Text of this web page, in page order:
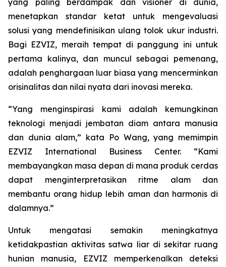
yang paling berdampak dan visioner di dunia,
menetapkan standar ketat untuk mengevaluasi
solusi yang mendefinisikan ulang tolok ukur industri.
Bagi EZVIZ, meraih tempat di panggung ini untuk
pertama kalinya, dan muncul sebagai pemenang,
adalah penghargaan luar biasa yang mencerminkan
orisinalitas dan nilai nyata dari inovasi mereka.
“Yang menginspirasi kami adalah kemungkinan
teknologi menjadi jembatan diam antara manusia
dan dunia alam,” kata Po Wang, yang memimpin
EZVIZ International Business Center. “Kami
membayangkan masa depan di mana produk cerdas
dapat menginterpretasikan ritme alam dan
membantu orang hidup lebih aman dan harmonis di
dalamnya.”
Untuk mengatasi semakin meningkatnya
ketidakpastian aktivitas satwa liar di sekitar ruang
hunian manusia, EZVIZ memperkenalkan deteksi